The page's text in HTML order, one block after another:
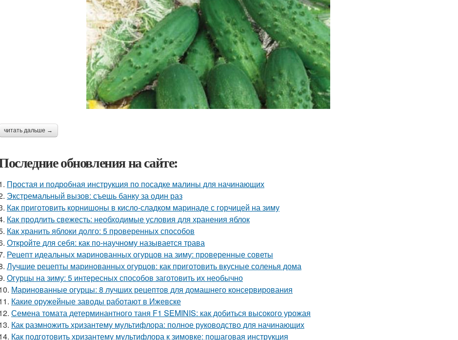
читать дальше →
обновления на сайте:
Простая и подробная инструкция по посадке малины для начинающих
Экстремальный вызов: съешь банку за один раз
Как приготовить корнишоны в кисло-сладком маринаде с горчицей на зиму
Как продлить свежесть: необходимые условия для хранения яблок
Как хранить яблоки долго: 5 проверенных способов
Откройте для себя: как по-научному называется трава
Рецепт идеальных маринованных огурцов на зиму: проверенные советы
Лучшие рецепты маринованных огурцов: как приготовить вкусные соленья дома
Огурцы на зиму: 5 интересных способов заготовить их необычно
Маринованные огурцы: 8 лучших рецептов для домашнего консервирования
Какие оружейные заводы работают в Ижевске
Семена томата детерминантного таня F1 SEMINIS: как добиться высокого урожая
Как размножить хризантему мультифлора: полное руководство для начинающих
Как подготовить хризантему мультифлора к зимовке: пошаговая инструкция